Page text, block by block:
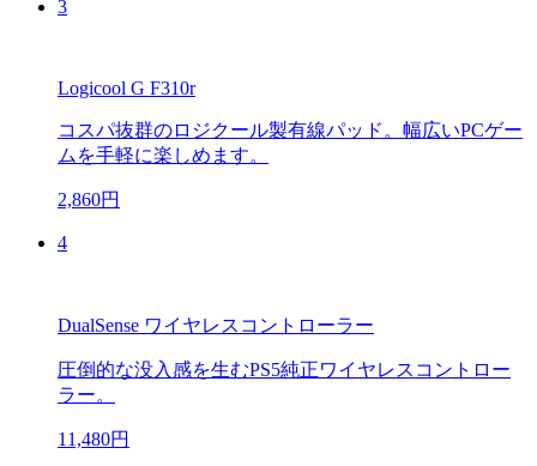
3
Logicool G F310r
コスパ抜群のロジクール製有線パッド。幅広いPCゲー
ムを手軽に楽しめます。
2,860円
4
DualSense ワイヤレスコントローラー
圧倒的な没入感を生むPS5純正ワイヤレスコントロー
ラー。
11,480円